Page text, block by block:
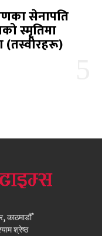
सेनापति
स्मृतिमा
(तस्वीरहरू)
काठमाडौँ
श्रेष्ठ